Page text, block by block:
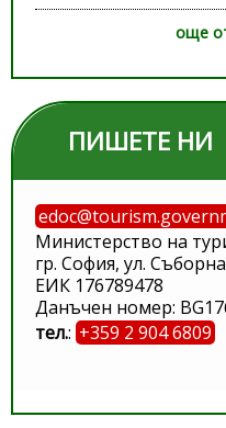
още
ПИШЕТЕ НИ
Министерство на
гр. София, ул.
ЕИК 176789478
Данъчен номер:
тел.: +359 2 904 6809